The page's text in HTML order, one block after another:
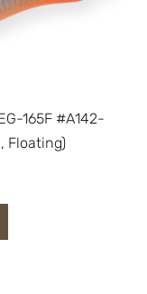
165F #A142-
Floating)